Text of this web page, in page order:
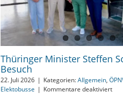
Thüringer Minister Steffen
Besuch
22. Juli 2026 | Kategorien:Allgemein,
Elektobusse | Kommentare deaktiviertfür